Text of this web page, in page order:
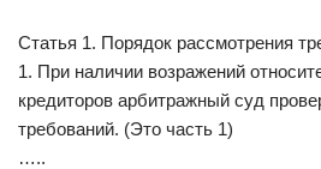
Статья 1. Порядок рассмотрения
1. При наличии возражений
кредиторов арбитражный суд
требований. (Это часть 1)
…..